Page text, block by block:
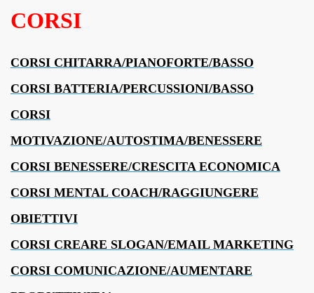
CORSI
CORSI CHITARRA/PIANOFORTE/BASSO
CORSI BATTERIA/PERCUSSIONI/BASSO
CORSI
MOTIVAZIONE/AUTOSTIMA/BENESSERE
CORSI BENESSERE/CRESCITA ECONOMICA
CORSI MENTAL COACH/RAGGIUNGERE
OBIETTIVI
CORSI CREARE SLOGAN/EMAIL MARKETING
CORSI COMUNICAZIONE/AUMENTARE